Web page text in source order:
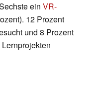
ein VR-
12 Prozent
und 8 Prozent